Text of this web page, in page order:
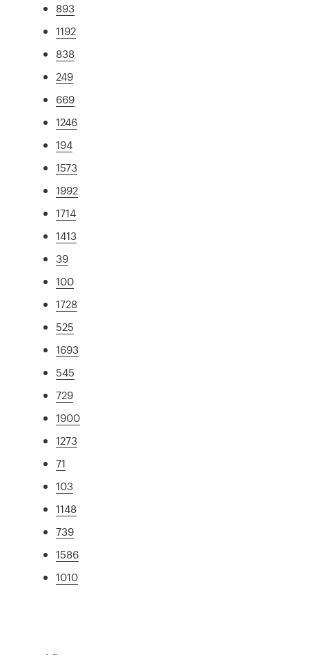
893
1192
838
249
669
1246
194
1573
1992
1714
1413
39
100
1728
525
1693
545
729
1900
1273
71
103
1148
739
1586
1010